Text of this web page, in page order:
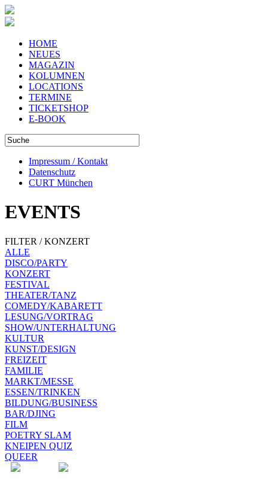
HOME
NEUES
MAGAZIN
KOLUMNEN
LOCATIONS
TERMINE
TICKETSHOP
E-BOOK
Impressum / Kontakt
Datenschutz
CURT München
EVENTS
FILTER / KONZERT
ALLE
DISCO/PARTY
KONZERT
FESTIVAL
THEATER/TANZ
COMEDY/KABARETT
LESUNG/VORTRAG
SHOW/UNTERHALTUNG
KULTUR
KUNST/DESIGN
FREIZEIT
FAMILIE
MARKT/MESSE
ESSEN/TRINKEN
BILDUNG/BUSINESS
BAR/DJING
FILM
POETRY SLAM
KNEIPEN QUIZ
QUEER